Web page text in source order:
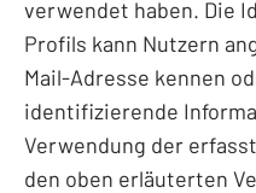
verwendet haben. Die
Profils kann Nutzern
Mail-Adresse kennen
identifizierende
Verwendung der
den oben erläuterten